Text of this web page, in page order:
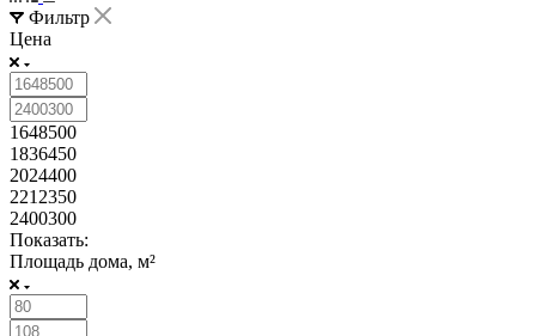
Фильтр
Цена
1648500
1836450
2024400
2212350
2400300
Показать:
Площадь дома, м²